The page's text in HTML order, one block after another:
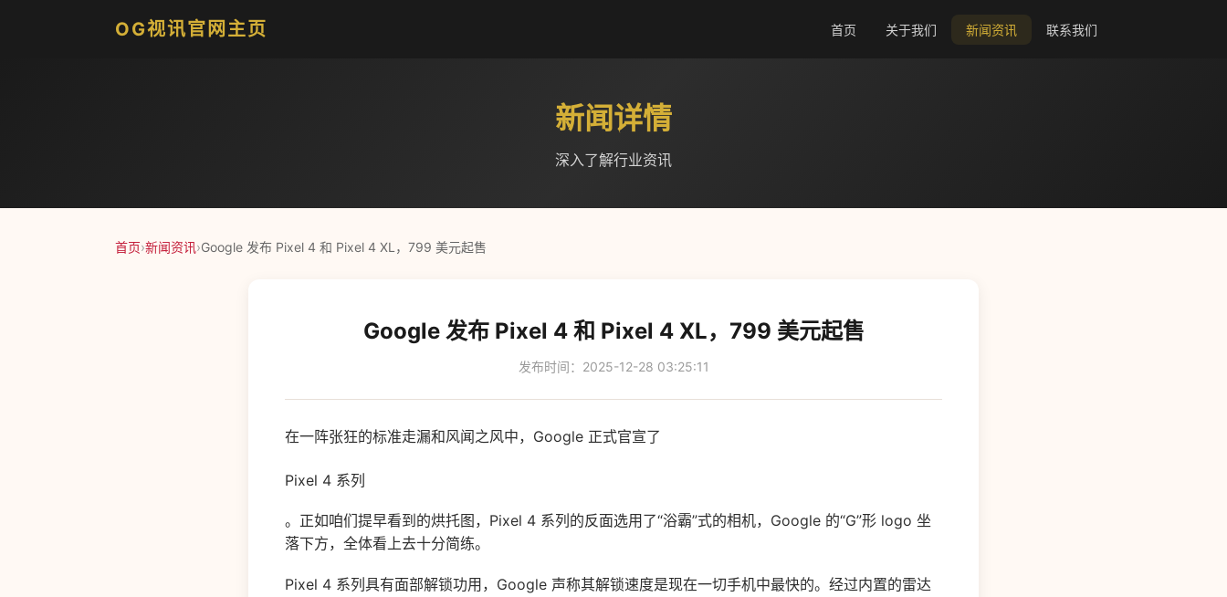
OG视讯官网主页 首页 关于我们 新闻资讯 联系我们
新闻详情
深入了解行业资讯
首页›新闻资讯›Google 发布 Pixel 4 和 Pixel 4 XL，799 美元起售
Google 发布 Pixel 4 和 Pixel 4 XL，799 美元起售
发布时间：2025-12-28 03:25:11
在一阵张狂的标准走漏和风闻之风中，Google 正式官宣了
Pixel 4 系列
。正如咱们提早看到的烘托图，Pixel 4 系列的反面选用了“浴霸”式的相机，Google 的“G”形 logo 坐
落下方，全体看上去十分简练。
Pixel 4 系列具有面部解锁功用，Google 声称其解锁速度是现在一切手机中最快的。经过内置的雷达